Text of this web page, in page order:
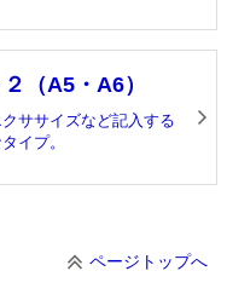
（A5・A6）
ササイズなど記入する
イプ。
ページトップへ